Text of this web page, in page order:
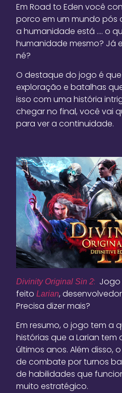
Em Road to Eden você
porco em um mundo
a humanidade está …. o
humanidade mesmo? Já
né?
O destaque do jogo é
exploração e batalhas
isso com uma história
chegar no final, você vai
para ver a continuidade.
Divinity Original Sin 2: Jogo
feitoLarian,
Precisa dizer mais?
Em resumo, o jogo tem a
histórias que a Larian
últimos anos. Além disso,
de combate por turnos
de habilidades que
muito estratégico.